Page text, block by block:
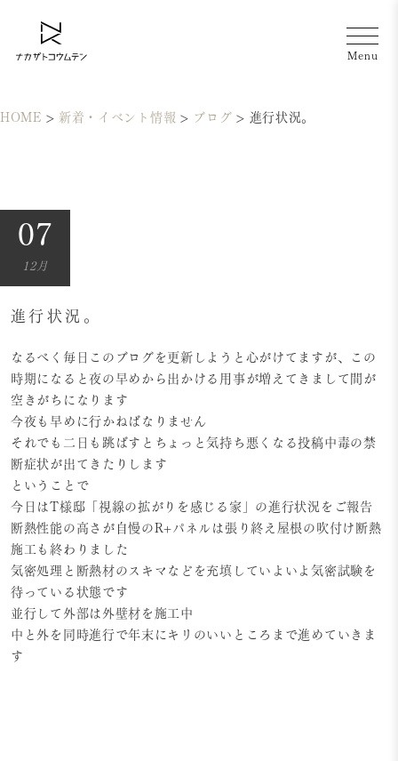
HOME > 新着・イベント情報 > ブログ > 進行状況。
07
12月
進行状況。
なるべく毎日このブログを更新しようと心がけてますが、この
時期になると夜の早めから出かける用事が増えてきまして間が
空きがちになります
今夜も早めに行かねばなりません
それでも二日も跳ばすとちょっと気持ち悪くなる投稿中毒の禁
断症状が出てきたりします
ということで
今日はT様邸「視線の拡がりを感じる家」の進行状況をご報告
断熱性能の高さが自慢のR+パネルは張り終え屋根の吹付け断熱
施工も終わりました
気密処理と断熱材のスキマなどを充填していよいよ気密試験を
待っている状態です
並行して外部は外壁材を施工中
中と外を同時進行で年末にキリのいいところまで進めていきま
す